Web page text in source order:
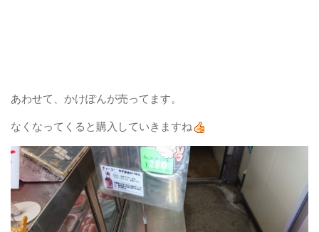
あわせて、かけぽんが売ってます。
なくなってくると購入していきますね